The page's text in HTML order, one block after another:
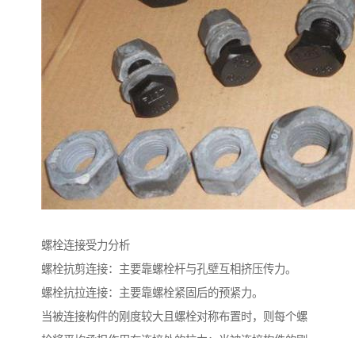
螺栓连接受力分析
螺栓抗剪连接：主要靠螺栓杆与孔壁互相挤压传力。
螺栓抗拉连接：主要靠螺栓紧固后的预紧力。
当被连接构件的刚度较大且螺栓对称布置时，则每个螺